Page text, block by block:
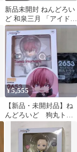
新品未開封 ねんどろい
ど 和泉三月 「アイドリ
ッシュセブン」特典台
座付き
¥5,555
【新品・未開封品】ね
んどろいど 狗丸トウ